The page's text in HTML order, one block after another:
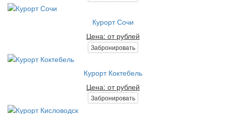
Курорт Сочи
Цена: от рублей
Забронировать
Курорт Коктебель
Цена: от рублей
Забронировать